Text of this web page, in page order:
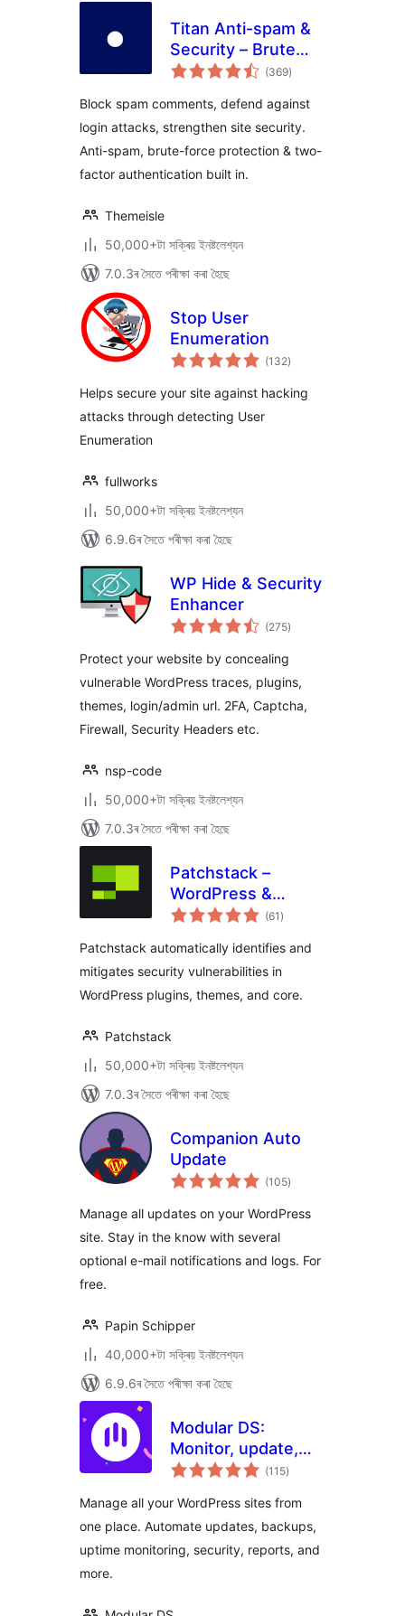
Titan Anti-spam &
Security – Brute
Force Protection,
(369টা
মুঠ)
Block spam comments, defend against
login attacks, strengthen site security.
Anti-spam, brute-force protection & two-
factor authentication built in.
Themeisle
50,000+টা সক্ৰিয় ইনষ্টলেশ্যন
7.0.3ৰ সৈতে পৰীক্ষা কৰা হৈছে
Stop User
Enumeration
(132টা
মুঠ)
Helps secure your site against hacking
attacks through detecting User
Enumeration
fullworks
50,000+টা সক্ৰিয় ইনষ্টলেশ্যন
6.9.6ৰ সৈতে পৰীক্ষা কৰা হৈছে
WP Hide & Security
Enhancer
(275টা
মুঠ)
Protect your website by concealing
vulnerable WordPress traces, plugins,
themes, login/admin url. 2FA, Captcha,
Firewall, Security Headers etc.
nsp-code
50,000+টা সক্ৰিয় ইনষ্টলেশ্যন
7.0.3ৰ সৈতে পৰীক্ষা কৰা হৈছে
Patchstack –
WordPress &
Plugins Security
(61 টা
মুঠ)
Patchstack automatically identifies and
mitigates security vulnerabilities in
WordPress plugins, themes, and core.
Patchstack
50,000+টা সক্ৰিয় ইনষ্টলেশ্যন
7.0.3ৰ সৈতে পৰীক্ষা কৰা হৈছে
Companion Auto
Update
(105টা
মুঠ)
Manage all updates on your WordPress
site. Stay in the know with several
optional e-mail notifications and logs. For
free.
Papin Schipper
40,000+টা সক্ৰিয় ইনষ্টলেশ্যন
6.9.6ৰ সৈতে পৰীক্ষা কৰা হৈছে
Modular DS:
Monitor, update,
and backup (115টা
মুঠ)
Manage all your WordPress sites from
one place. Automate updates, backups,
uptime monitoring, security, reports, and
more.